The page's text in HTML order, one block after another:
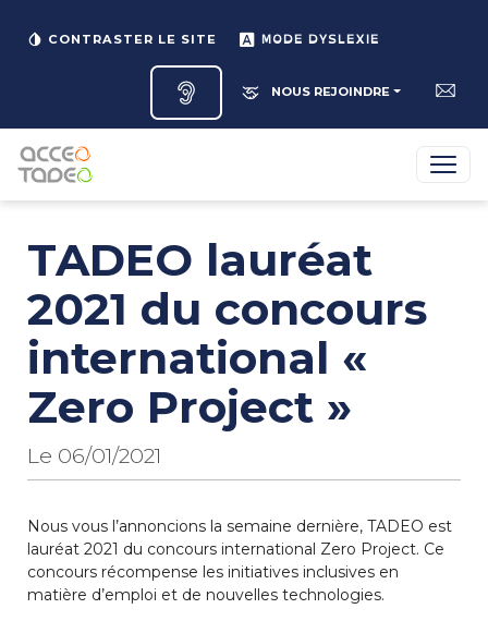
CONTRASTER LE SITE MODE DYSLEXIE
NOUS REJOINDRE
TADEO lauréat
2021 du concours
international «
Zero Project »
Le 06/01/2021
Nous vous l’annoncions la semaine dernière, TADEO est
lauréat 2021 du concours international Zero Project. Ce
concours récompense les initiatives inclusives en
matière d’emploi et de nouvelles technologies.